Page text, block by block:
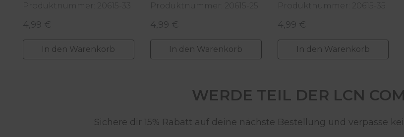
Produktnummer: 20615-33
Regulärer Preis:
4,99 €
In den Warenkorb
Produktnummer: 20615-25
Regulärer Preis:
4,99 €
In den Warenkorb
Produktnummer: 20615-35
Regulärer Preis:
4,99 €
In den Warenkorb
WERDE TEIL DER LCN
Sichere dir 15% Rabatt auf deine nächste Bestellung und verpasse